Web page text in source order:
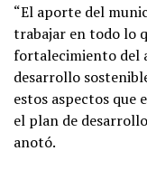
“El aporte del
trabajar en todo lo
fortalecimiento del
desarrollo
estos aspectos
el plan de
anotó.